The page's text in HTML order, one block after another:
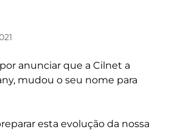
anunciar que a Cilnet a
mudou o seu nome para
esta evolução da nossa